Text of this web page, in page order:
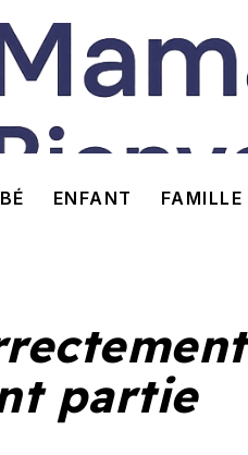
ENFANT FAMILLE
partie